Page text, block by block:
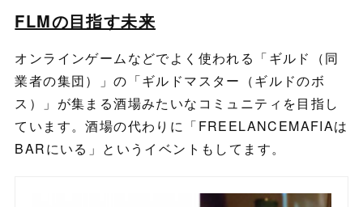
FLMの目指す未来
オンラインゲームなどでよく使われる「ギルド（同
業者の集団）」の「ギルドマスター（ギルドのボ
ス）」が集まる酒場みたいなコミュニティを目指し
ています。酒場の代わりに「FREELANCEMAFIAは
BARにいる」というイベントもしてます。